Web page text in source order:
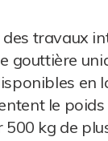
travaux
gouttière
en
le
kg de